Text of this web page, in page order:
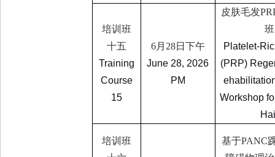
培训班
十五
Training
Course
15
6月 28日下午
June 28, 2026
PM
皮肤毛发
班
Platelet-
(PRP)
Workshop
培训班
基于PANC